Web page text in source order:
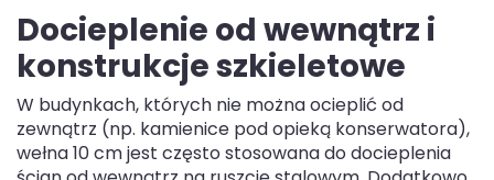
Docieplenie od wewnątrz i
konstrukcje szkieletowe
W budynkach, których nie można ocieplić od
zewnątrz (np. kamienice pod opieką konserwatora),
wełna 10 cm jest często stosowana do docieplenia